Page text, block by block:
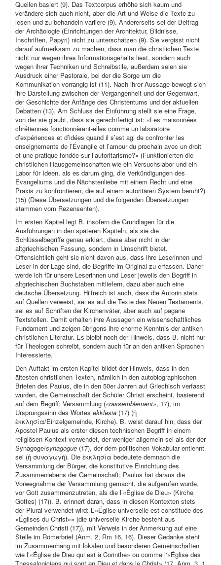
Quellen basiert (9). Das Textcorpus erhöhe sich kaum und
verändere sich auch nicht, aber die Art und Weise die Texte zu
lesen und zu behandeln variiere (9). Andererseits sei der Beitrag
der Archäologie (Einrichtungen der Architektur, Bildnisse,
Inschriften, Papyri) nicht zu unterschätzen (9). Sie vergisst nicht
darauf aufmerksam zu machen, dass man die christlichen Texte
nicht nur wegen ihres Informationsgehalts liest, sondern auch
wegen ihrer Techniken und Schreibstile, außerdem seien sie
Ausdruck einer Pastorale, bei der die Sorge um die
Kommunikation vorrangig ist (11). Nach ihrer Aussage bewegt sich
ihre Darstellung zwischen der Vergangenheit und der Gegenwart,
der Geschichte der Anfänge des Christentums und der aktuellen
Debatten (13). Am Schluss der Einführung stellt sie eine Frage,
von der sie glaubt, dass sie gerechtfertigt ist: «Les maisonnées
chrétiennes fonctionnèrent-elles comme un laboratoire
d’expériences et d’idées quand il s’est agi de confronter les
enseignements de l’Évangile et l’amour du prochain avec un droit
et une pratique fondée sur l’autoritarisme?» (Funktionierten die
christlichen Hausgemeinschaften wie ein Versuchslabor und ein
Labor für Ideen, als es darum ging, die Verkündigungen des
Evangeliums und die Nächstenliebe mit einem Recht und eine
Praxis zu konfrontieren, die auf einem autoritären System beruht?)
(15) (Diese Übersetzungen und die folgenden Übersetzungen
stammen vom Rezensenten).
Im ersten Kapitel legt B. insofern die Grundlagen für die
Ausführungen in den späteren Kapiteln, als sie die
Schlüsselbegriffe genau erklärt, diese aber nicht in der
altgriechischen Fassung, sondern in Umschrift bietet.
Offensichtlich geht sie nicht davon aus, dass ihre Leserinnen und
Leser in der Lage sind, die Begriffe im Original zu erfassen. Daher
werde ich für unsere Leserinnen und Leser jeweils den Begriff in
altgriechischen Buchstaben mitliefern, dazu aber auch eine
deutsche Übersetzung. Hilfreich ist auch, dass die Autorin stets
auf Quellen verweist, sei es auf die Texte des Neuen Testaments,
sei es auf Schriften der Kirchenväter, aber auch auf pagane
Textstellen. Damit erhalten ihre Aussagen ein wissenschaftliches
Fundament und zeigen übrigens ihre enorme Kenntnis der antiken
christlichen Literatur. Es bleibt noch der Hinweis, dass B. nicht nur
für Theologen schreibt, sondern auch für an den antiken Sprachen
Interessierte.
Den Auftakt im ersten Kapitel bildet der Hinweis, dass in den
ältesten christlichen Texten, nämlich in den autobiographischen
Briefen des Paulus, die in den 50er Jahren auf Griechisch verfasst
wurden, die Gemeinschaft der Schüler Christi erscheint, basierend
auf dem Begriff: Versammlung («rassemblement», 17), im
Ursprungssinn des Wortes ekklesia (17) (ἡ
ἐκκλησία/Einzelgemeinde, Kirche). B. weist darauf hin, dass der
Apostel Paulus als erster diesen technischen Begriff in einem
religiösen Kontext verwendet, der weniger allgemein sei als der der
Synagoge/synagogue (17), der dem politischen Vokabular entlehnt
sei (ἡ συναγωγή). Die ἐκκλησία bedeutete demnach die
Versammlung der Bürger, die konstitutive Einrichtung des
Zusammenlebens der Gemeinschaft; Paulus hat daraus die
Vorwegnahme der Versammlung gemacht, die aufgerufen wurde,
vor Gott zusammenzutreten, als die l’«Église de Dieu» (Kirche
Gottes) (17)). B. erinnert daran, dass in diesen Kontexten stets
der Plural verwendet wird: L’«Église universelle est constituée des
«Églises du Christ»» (die universelle Kirche besteht aus
Gemeinden Christi (17)), mit Verweis in der Anmerkung auf eine
Stelle im Römerbrief (Anm. 2, Rm 16, 16). Dieser Gedanke steht
im Zusammenhang mit lokalen und besonderen Gemeinschaften
wie l‘«Église de Dieu qui est à Corinthe» ou comme l‘«Église des